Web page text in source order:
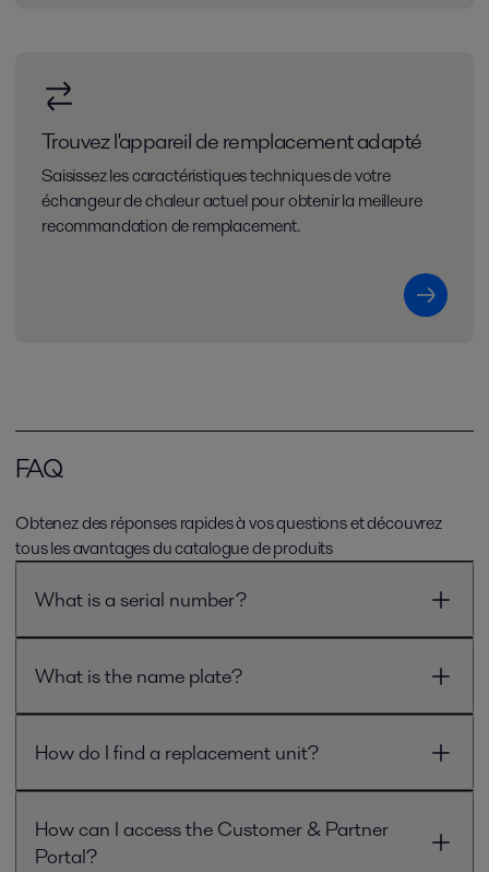
Trouvez l'appareil de remplacement adapté
Saisissez les caractéristiques techniques de votre
échangeur de chaleur actuel pour obtenir la meilleure
recommandation de remplacement.
FAQ
Obtenez des réponses rapides à vos questions et découvrez
tous les avantages du catalogue de produits
What is a serial number?
What is the name plate?
How do I find a replacement unit?
How can I access the Customer & Partner
Portal?